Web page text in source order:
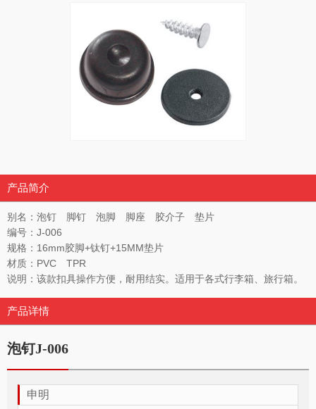
产品简介
别名：泡钉 脚钉 泡脚 脚座 胶介子 垫片
编号：J-006
规格：16mm胶脚+钛钉+15MM垫片
材质：PVC TPR
说明：该款扣具操作方便，耐用结实。适用于各式行李箱、旅行箱。
产品详情
泡钉J-006
申明